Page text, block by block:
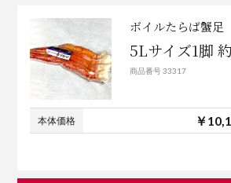
ボイルたらば蟹足
5Lサイズ1脚
商品番号 33317
本体価格 ￥